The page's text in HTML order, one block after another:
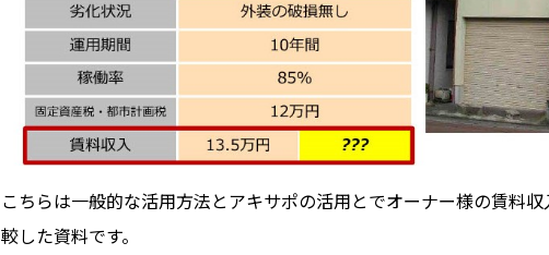
こちらは一般的な活用方法とアキサポの活用とでオーナー様の賃料
較した資料です。